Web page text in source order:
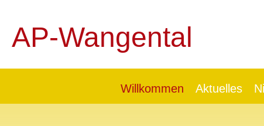
AP-Wangental
Willkommen Aktuelles